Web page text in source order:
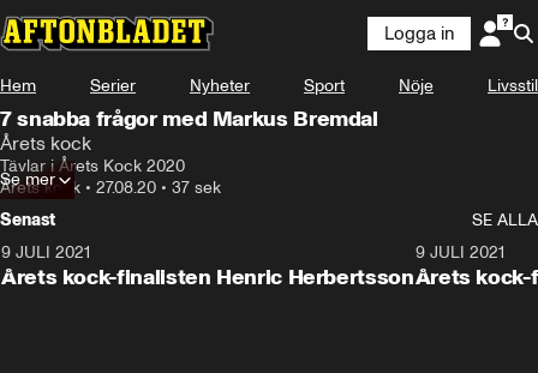
Logga in
Hem Serier Nyheter Sport Nöje Livsstil
7 snabba frågor med Markus Bremdal
Årets kock
Tävlar i Årets Kock 2020
Årets kock • 27.08.20 • 37 sek
Se mer
Senast
SE ALLA
9 JULI 2021
Årets kock-finalisten Henric Herbertsson
9 JULI 2021
Årets kock-